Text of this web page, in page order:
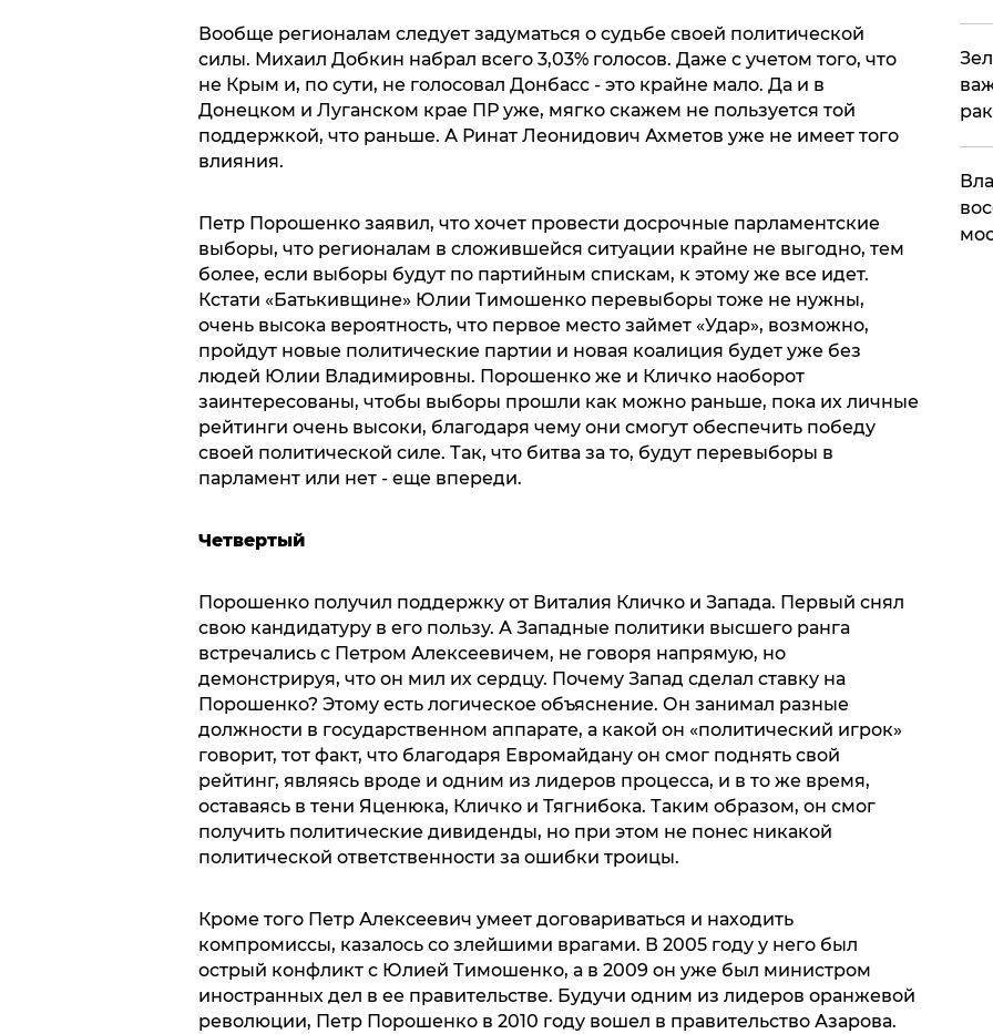
Вообще регионалам следует задуматься о судьбе своей политической
силы. Михаил Добкин набрал всего 3,03% голосов. Даже с учетом того, что
не Крым и, по сути, не голосовал Донбасс - это крайне мало. Да и в
Донецком и Луганском крае ПР уже, мягко скажем не пользуется той
поддержкой, что раньше. А Ринат Леонидович Ахметов уже не имеет того
влияния.
Петр Порошенко заявил, что хочет провести досрочные парламентские
выборы, что регионалам в сложившейся ситуации крайне не выгодно, тем
более, если выборы будут по партийным спискам, к этому же все идет.
Кстати «Батькивщине» Юлии Тимошенко перевыборы тоже не нужны,
очень высока вероятность, что первое место займет «Удар», возможно,
пройдут новые политические партии и новая коалиция будет уже без
людей Юлии Владимировны. Порошенко же и Кличко наоборот
заинтересованы, чтобы выборы прошли как можно раньше, пока их личные
рейтинги очень высоки, благодаря чему они смогут обеспечить победу
своей политической силе. Так, что битва за то, будут перевыборы в
парламент или нет - еще впереди.
Четвертый
Порошенко получил поддержку от Виталия Кличко и Запада. Первый снял
свою кандидатуру в его пользу. А Западные политики высшего ранга
встречались с Петром Алексеевичем, не говоря напрямую, но
демонстрируя, что он мил их сердцу. Почему Запад сделал ставку на
Порошенко? Этому есть логическое объяснение. Он занимал разные
должности в государственном аппарате, а какой он «политический игрок»
говорит, тот факт, что благодаря Евромайдану он смог поднять свой
рейтинг, являясь вроде и одним из лидеров процесса, и в то же время,
оставаясь в тени Яценюка, Кличко и Тягнибока. Таким образом, он смог
получить политические дивиденды, но при этом не понес никакой
политической ответственности за ошибки троицы.
Кроме того Петр Алексеевич умеет договариваться и находить
компромиссы, казалось со злейшими врагами. В 2005 году у него был
острый конфликт с Юлией Тимошенко, а в 2009 он уже был министром
иностранных дел в ее правительстве. Будучи одним из лидеров оранжевой
революции, Петр Порошенко в 2010 году вошел в правительство Азарова.